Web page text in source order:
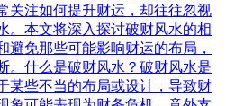
关注如何提升财运，却往往忽视
。本文将深入探讨破财风水的相
避免那些可能影响财运的布局，
。什么是破财风水？破财风水是
某些不当的布局或设计，导致财